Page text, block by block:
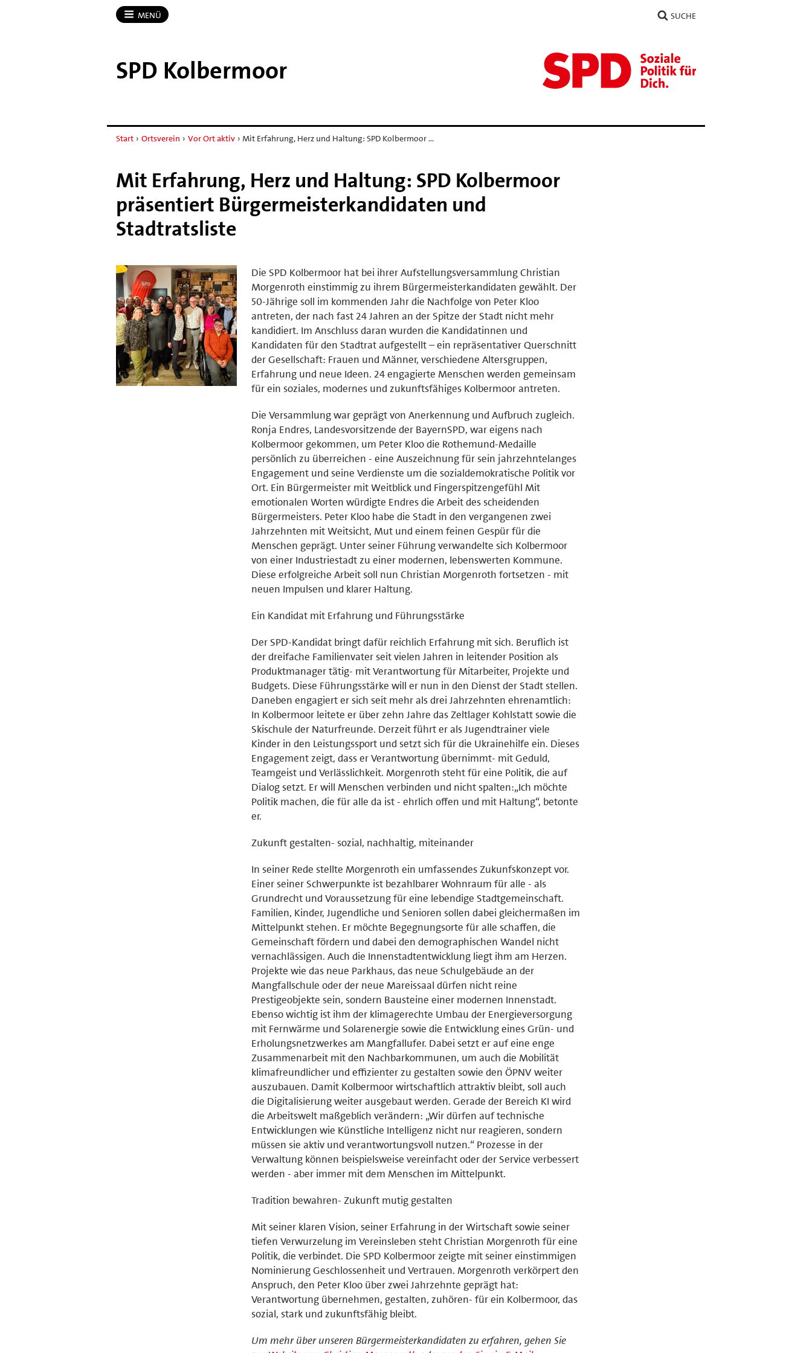
MENÜ SUCHE
SPD Kolbermoor
Start › Ortsverein › Vor Ort aktiv › Mit Erfahrung, Herz und Haltung: SPD Kolbermoor …
Mit Erfahrung, Herz und Haltung: SPD Kolbermoor
präsentiert Bürgermeisterkandidaten und
Stadtratsliste
Die SPD Kolbermoor hat bei ihrer Aufstellungsversammlung Christian
Morgenroth einstimmig zu ihrem Bürgermeisterkandidaten gewählt. Der
50-Jährige soll im kommenden Jahr die Nachfolge von Peter Kloo
antreten, der nach fast 24 Jahren an der Spitze der Stadt nicht mehr
kandidiert. Im Anschluss daran wurden die Kandidatinnen und
Kandidaten für den Stadtrat aufgestellt – ein repräsentativer Querschnitt
der Gesellschaft: Frauen und Männer, verschiedene Altersgruppen,
Erfahrung und neue Ideen. 24 engagierte Menschen werden gemeinsam
für ein soziales, modernes und zukunftsfähiges Kolbermoor antreten.
Die Versammlung war geprägt von Anerkennung und Aufbruch zugleich.
Ronja Endres, Landesvorsitzende der BayernSPD, war eigens nach
Kolbermoor gekommen, um Peter Kloo die Rothemund-Medaille
persönlich zu überreichen - eine Auszeichnung für sein jahrzehntelanges
Engagement und seine Verdienste um die sozialdemokratische Politik vor
Ort. Ein Bürgermeister mit Weitblick und Fingerspitzengefühl Mit
emotionalen Worten würdigte Endres die Arbeit des scheidenden
Bürgermeisters. Peter Kloo habe die Stadt in den vergangenen zwei
Jahrzehnten mit Weitsicht, Mut und einem feinen Gespür für die
Menschen geprägt. Unter seiner Führung verwandelte sich Kolbermoor
von einer Industriestadt zu einer modernen, lebenswerten Kommune.
Diese erfolgreiche Arbeit soll nun Christian Morgenroth fortsetzen - mit
neuen Impulsen und klarer Haltung.
Ein Kandidat mit Erfahrung und Führungsstärke
Der SPD-Kandidat bringt dafür reichlich Erfahrung mit sich. Beruflich ist
der dreifache Familienvater seit vielen Jahren in leitender Position als
Produktmanager tätig- mit Verantwortung für Mitarbeiter, Projekte und
Budgets. Diese Führungsstärke will er nun in den Dienst der Stadt stellen.
Daneben engagiert er sich seit mehr als drei Jahrzehnten ehrenamtlich:
In Kolbermoor leitete er über zehn Jahre das Zeltlager Kohlstatt sowie die
Skischule der Naturfreunde. Derzeit führt er als Jugendtrainer viele
Kinder in den Leistungssport und setzt sich für die Ukrainehilfe ein. Dieses
Engagement zeigt, dass er Verantwortung übernimmt- mit Geduld,
Teamgeist und Verlässlichkeit. Morgenroth steht für eine Politik, die auf
Dialog setzt. Er will Menschen verbinden und nicht spalten:„Ich möchte
Politik machen, die für alle da ist - ehrlich offen und mit Haltung“, betonte
er.
Zukunft gestalten- sozial, nachhaltig, miteinander
In seiner Rede stellte Morgenroth ein umfassendes Zukunfskonzept vor.
Einer seiner Schwerpunkte ist bezahlbarer Wohnraum für alle - als
Grundrecht und Voraussetzung für eine lebendige Stadtgemeinschaft.
Familien, Kinder, Jugendliche und Senioren sollen dabei gleichermaßen im
Mittelpunkt stehen. Er möchte Begegnungsorte für alle schaffen, die
Gemeinschaft fördern und dabei den demographischen Wandel nicht
vernachlässigen. Auch die Innenstadtentwicklung liegt ihm am Herzen.
Projekte wie das neue Parkhaus, das neue Schulgebäude an der
Mangfallschule oder der neue Mareissaal dürfen nicht reine
Prestigeobjekte sein, sondern Bausteine einer modernen Innenstadt.
Ebenso wichtig ist ihm der klimagerechte Umbau der Energieversorgung
mit Fernwärme und Solarenergie sowie die Entwicklung eines Grün- und
Erholungsnetzwerkes am Mangfallufer. Dabei setzt er auf eine enge
Zusammenarbeit mit den Nachbarkommunen, um auch die Mobilität
klimafreundlicher und effizienter zu gestalten sowie den ÖPNV weiter
auszubauen. Damit Kolbermoor wirtschaftlich attraktiv bleibt, soll auch
die Digitalisierung weiter ausgebaut werden. Gerade der Bereich KI wird
die Arbeitswelt maßgeblich verändern: „Wir dürfen auf technische
Entwicklungen wie Künstliche Intelligenz nicht nur reagieren, sondern
müssen sie aktiv und verantwortungsvoll nutzen.“ Prozesse in der
Verwaltung können beispielsweise vereinfacht oder der Service verbessert
werden - aber immer mit dem Menschen im Mittelpunkt.
Tradition bewahren- Zukunft mutig gestalten
Mit seiner klaren Vision, seiner Erfahrung in der Wirtschaft sowie seiner
tiefen Verwurzelung im Vereinsleben steht Christian Morgenroth für eine
Politik, die verbindet. Die SPD Kolbermoor zeigte mit seiner einstimmigen
Nominierung Geschlossenheit und Vertrauen. Morgenroth verkörpert den
Anspruch, den Peter Kloo über zwei Jahrzehnte geprägt hat:
Verantwortung übernehmen, gestalten, zuhören- für ein Kolbermoor, das
sozial, stark und zukunftsfähig bleibt.
Um mehr über unseren Bürgermeisterkandidaten zu erfahren, gehen Sie